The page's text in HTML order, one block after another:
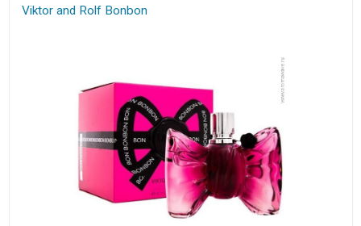
Viktor and Rolf Bonbon